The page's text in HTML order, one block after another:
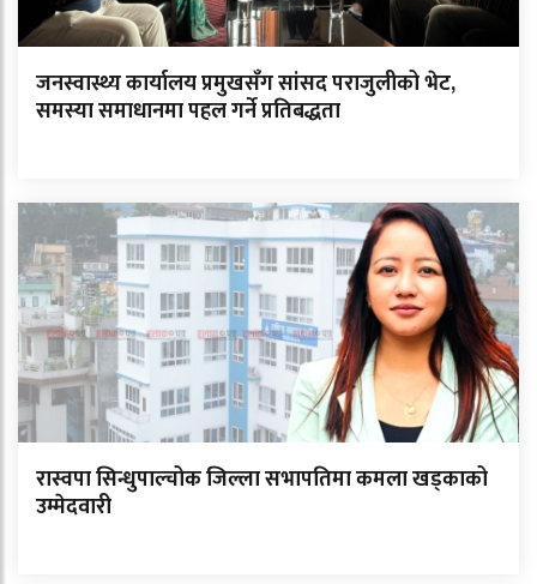
जनस्वास्थ्य कार्यालय प्रमुखसँग सांसद पराजुलीको भेट,
समस्या समाधानमा पहल गर्ने प्रतिबद्धता
रास्वपा सिन्धुपाल्चोक जिल्ला सभापतिमा कमला खड्काको
उम्मेदवारी